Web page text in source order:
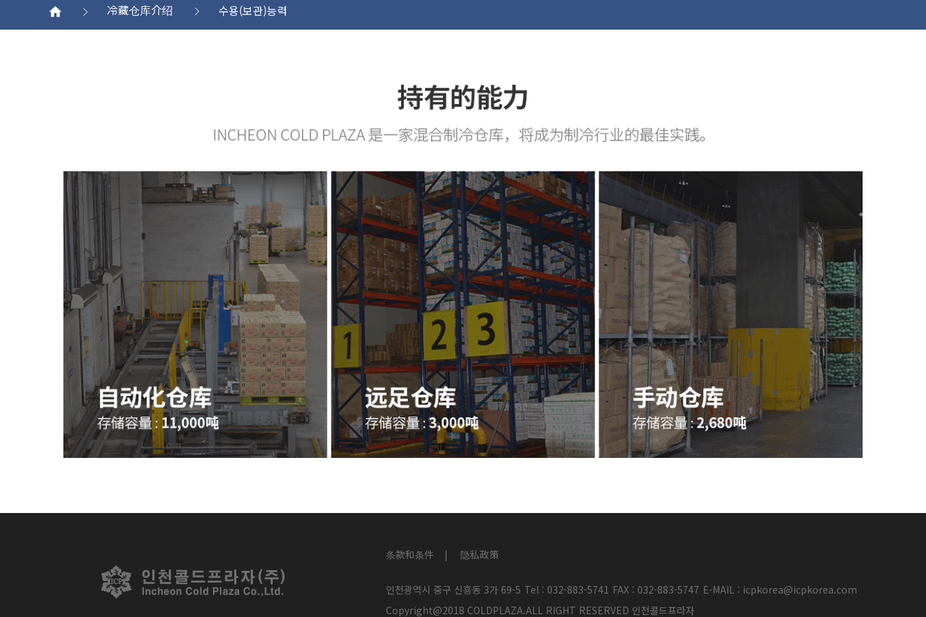
冷藏仓库介绍 수용(보관)능력
条款和条件 隐私政策
인천광역시 중구 신흥동 3가 69-5 Tel : 032-883-5741 FAX : 032-883-5747 E-MAIL : icpkorea@icpkorea.com
Copyright@2018 COLDPLAZA.ALL RIGHT RESERVED 인천콜드프라자